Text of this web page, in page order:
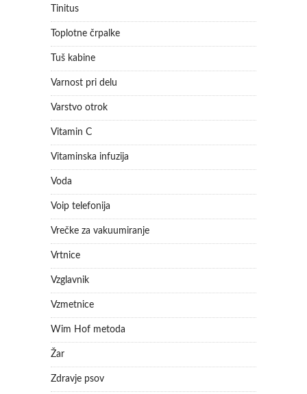
Tinitus
Toplotne črpalke
Tuš kabine
Varnost pri delu
Varstvo otrok
Vitamin C
Vitaminska infuzija
Voda
Voip telefonija
Vrečke za vakuumiranje
Vrtnice
Vzglavnik
Vzmetnice
Wim Hof metoda
Žar
Zdravje psov